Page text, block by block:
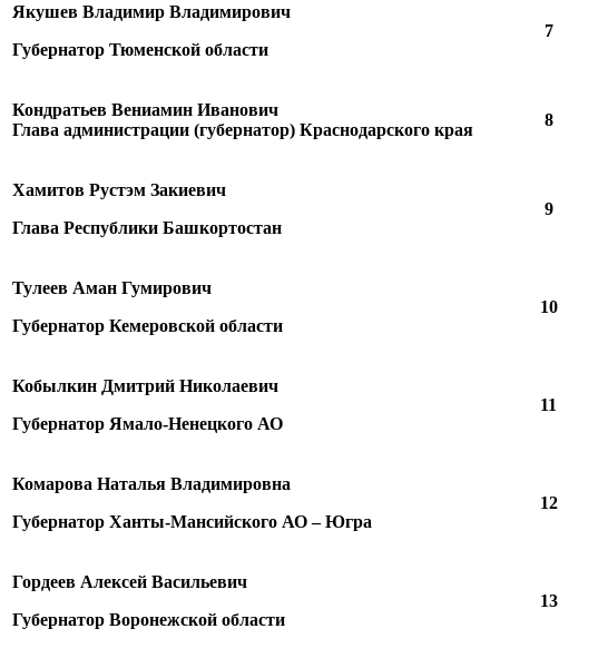
Якушев Владимир Владимирович
Губернатор Тюменской области
7
Кондратьев Вениамин Иванович
Глава администрации (губернатор) Краснодарского края
8
Хамитов Рустэм Закиевич
Глава Республики Башкортостан
9
Тулеев Аман Гумирович
Губернатор Кемеровской области
10
Кобылкин Дмитрий Николаевич
Губернатор Ямало-Ненецкого АО
11
Комарова Наталья Владимировна
Губернатор Ханты-Мансийского АО – Югра
12
Гордеев Алексей Васильевич
Губернатор Воронежской области
13